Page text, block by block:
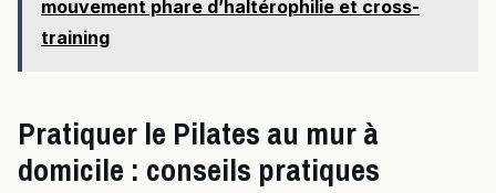
mouvement phare d’haltérophilie et cross-
training
Pratiquer le Pilates au mur à
domicile : conseils pratiques